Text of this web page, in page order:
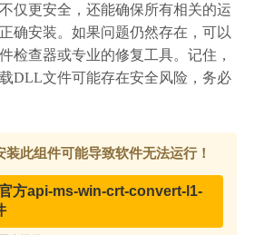
仅更安全，还能确保所有相关的运
确安装。如果问题仍然存在，可以
检查器或专业的修复工具。记住，
DLL文件可能存在安全风险，务必